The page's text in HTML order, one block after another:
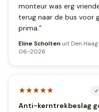
monteur was erg
terug naar de bus voor
prima.”
Eline Scholten uit Den Haag
06-2026
★★★★★ ✓
Anti-kerntrekbeslag